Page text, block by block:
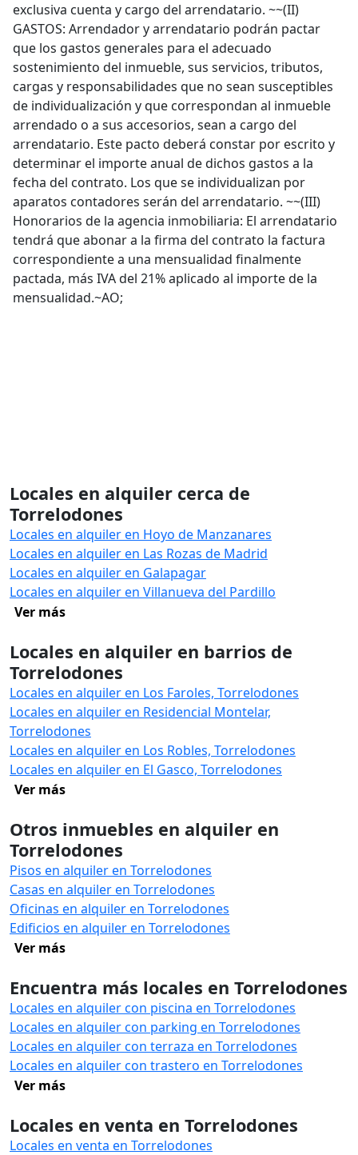
exclusiva cuenta y cargo del arrendatario. ~~(II)
GASTOS: Arrendador y arrendatario podrán pactar
que los gastos generales para el adecuado
sostenimiento del inmueble, sus servicios, tributos,
cargas y responsabilidades que no sean susceptibles
de individualización y que correspondan al inmueble
arrendado o a sus accesorios, sean a cargo del
arrendatario. Este pacto deberá constar por escrito y
determinar el importe anual de dichos gastos a la
fecha del contrato. Los que se individualizan por
aparatos contadores serán del arrendatario. ~~(III)
Honorarios de la agencia inmobiliaria: El arrendatario
tendrá que abonar a la firma del contrato la factura
correspondiente a una mensualidad finalmente
pactada, más IVA del 21% aplicado al importe de la
mensualidad.~AO;
Locales en alquiler cerca de
Torrelodones
Locales en alquiler en Hoyo de Manzanares
Locales en alquiler en Las Rozas de Madrid
Locales en alquiler en Galapagar
Locales en alquiler en Villanueva del Pardillo
Ver más
Locales en alquiler en barrios de
Torrelodones
Locales en alquiler en Los Faroles, Torrelodones
Locales en alquiler en Residencial Montelar,
Torrelodones
Locales en alquiler en Los Robles, Torrelodones
Locales en alquiler en El Gasco, Torrelodones
Ver más
Otros inmuebles en alquiler en
Torrelodones
Pisos en alquiler en Torrelodones
Casas en alquiler en Torrelodones
Oficinas en alquiler en Torrelodones
Edificios en alquiler en Torrelodones
Ver más
Encuentra más locales en Torrelodones
Locales en alquiler con piscina en Torrelodones
Locales en alquiler con parking en Torrelodones
Locales en alquiler con terraza en Torrelodones
Locales en alquiler con trastero en Torrelodones
Ver más
Locales en venta en Torrelodones
Locales en venta en Torrelodones